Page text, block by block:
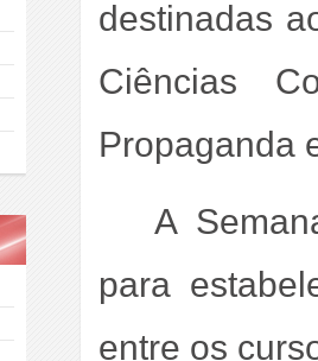
destinadas
Ciências
Propaganda
A
para
entre os